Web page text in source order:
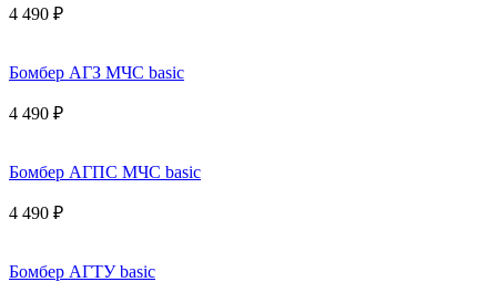
4 490 ₽
Бомбер АГЗ МЧС basic
4 490 ₽
Бомбер АГПС МЧС basic
4 490 ₽
Бомбер АГТУ basic